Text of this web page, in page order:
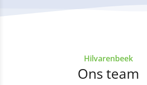
Hilvarenbeek
Ons team